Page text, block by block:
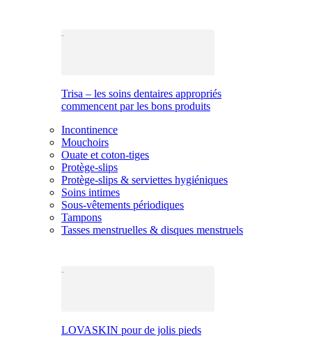
Trisa – les soins dentaires appropriés
commencent par les bons produits
Incontinence
Mouchoirs
Ouate et coton-tiges
Protège-slips
Protège-slips & serviettes hygiéniques
Soins intimes
Sous-vêtements périodiques
Tampons
Tasses menstruelles & disques menstruels
LOVASKIN pour de jolis pieds